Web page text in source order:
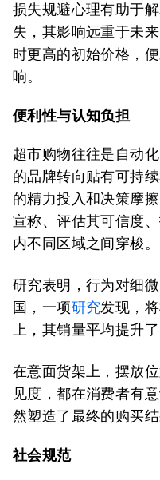
损失规避心理有助于
失，其影响远重于未
时更高的初始价格，
响。
便利性与认知负担
超市购物往往是自动
的品牌转向贴有可持
的精力投入和决策摩
宣称、评估其可信度
内不同区域之间穿梭。
研究表明，行为对细
国，一项研究发现，
上，其销量平均提升了
在意面货架上，摆放
见度，都在消费者有
然塑造了最终的购买结
社会规范